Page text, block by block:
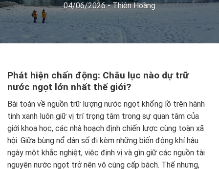
04/06/2026-Thiên Hoàng
Phát hiện chấn động: Châu lục nào dự trữ
nước ngọt lớn nhất thế giới?
Bài toán về nguồn trữ lượng nước ngọt khổng lồ trên hành
tinh xanh luôn giữ vị trí trọng tâm trong sự quan tâm của
giới khoa học, các nhà hoạch định chiến lược cùng toàn xã
hội. Giữa bùng nổ dân số đi kèm những biến động khí hậu
ngày một khắc nghiệt, việc định vị và gìn giữ các nguồn tài
nguyên nước ngọt trở nên vô cùng cấp bách. Thế nhưng,